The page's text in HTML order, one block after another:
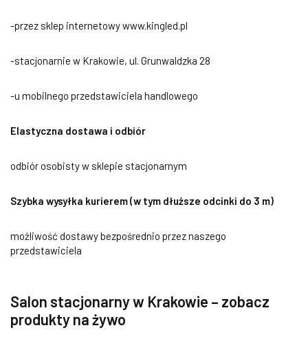
-przez sklep internetowy www.kingled.pl
-stacjonarnie w Krakowie, ul. Grunwaldzka 28
-u mobilnego przedstawiciela handlowego
Elastyczna dostawa i odbiór
odbiór osobisty w sklepie stacjonarnym
Szybka wysyłka kurierem (w tym dłuższe odcinki do 3 m)
możliwość dostawy bezpośrednio przez naszego
przedstawiciela
Salon stacjonarny w Krakowie – zobacz
produkty na żywo